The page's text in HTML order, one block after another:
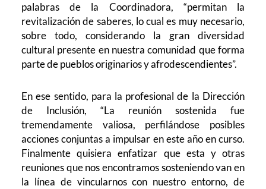
palabras de la Coordinadora, “permitan la
revitalización de saberes, lo cual es muy necesario,
sobre todo, considerando la gran diversidad
cultural presente en nuestra comunidad que forma
parte de pueblos originarios y afrodescendientes”.
En ese sentido, para la profesional de la Dirección
de Inclusión, “La reunión sostenida fue
tremendamente valiosa, perfilándose posibles
acciones conjuntas a impulsar en este año en curso.
Finalmente quisiera enfatizar que esta y otras
reuniones que nos encontramos sosteniendo van en
la línea de vincularnos con nuestro entorno, de